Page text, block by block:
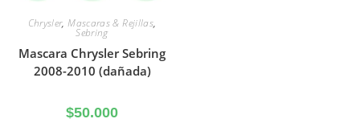
Chrysler,Mascaras & Rejillas,
Sebring
Mascara Chrysler Sebring
2008-2010 (dañada)
$50.000